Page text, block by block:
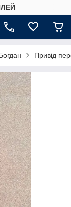
Богдан Привід